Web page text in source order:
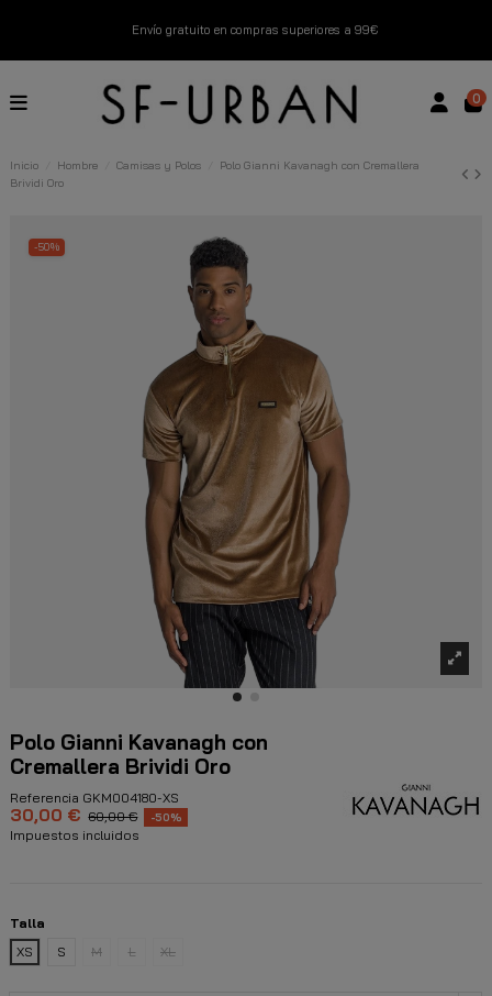
Envío gratuito en compras superiores a 99€
Nuevos productos disponibles esta semana
0
Inicio Hombre Camisas y Polos
Polo Gianni Kavanagh con Cremallera
Brividi Oro
-50%
Polo Gianni Kavanagh con
Cremallera Brividi Oro
Referencia GKM004180-XS
30,00 € 60,00 € -50%
Impuestos incluidos
Talla
XS
S M L XL